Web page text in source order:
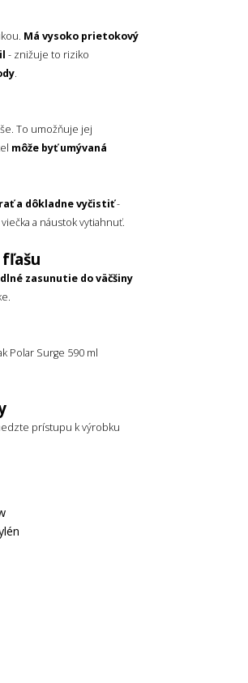
Má vysoko prietokový
- znižuje to riziko
.
To umožňuje jej
môže byť umývaná
a dôkladne vyčistiť-
a náustok vytiahnuť.
fľašu
zasunutie do väčšiny
Polar Surge 590 ml
prístupu k výrobku